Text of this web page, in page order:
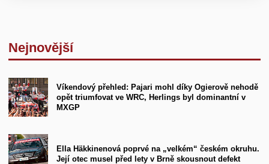
Nejnovější
Víkendový přehled: Pajari mohl díky Ogierově nehodě
opět triumfovat ve WRC, Herlings byl dominantní v
MXGP
Ella Häkkinenová poprvé na „velkém“ českém okruhu.
Její otec musel před lety v Brně skousnout defekt